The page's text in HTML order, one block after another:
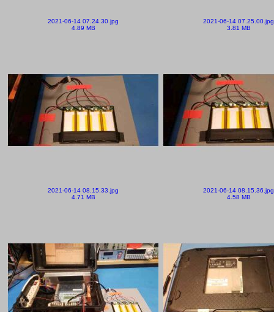
2021-06-14 07.24.30.jpg
4.89 MB
2021-06-14 07.25.00.jpg
3.81 MB
2021-06-14 08.15.33.jpg
4.71 MB
2021-06-14 08.15.36.jpg
4.58 MB